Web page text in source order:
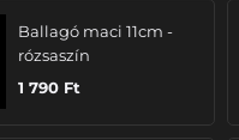
Ballagó maci 11cm -
rózsaszín
1 790 Ft